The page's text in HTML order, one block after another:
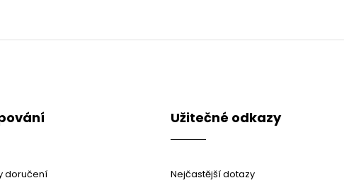
doručení
Užitečné odkazy
Nejčastější dotazy